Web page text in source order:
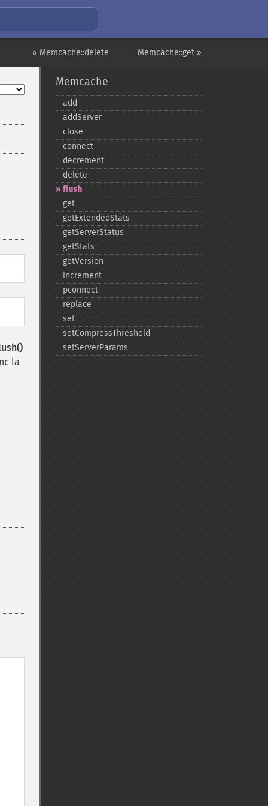
Memcache::get »
« Memcache::delete
la
Memcache
add
addServer
close
connect
decrement
delete
flush
get
getExtendedStats
getServerStatus
getStats
getVersion
increment
pconnect
replace
set
setCompressThreshold
setServerParams